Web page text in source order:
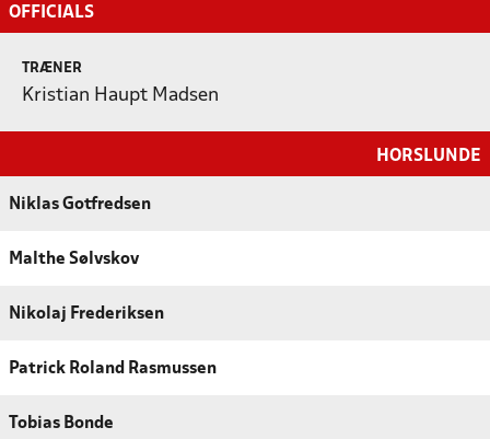
OFFICIALS
TRÆNER
Kristian Haupt Madsen
HORSLUNDE
Niklas Gotfredsen
Malthe Sølvskov
Nikolaj Frederiksen
Patrick Roland Rasmussen
Tobias Bonde